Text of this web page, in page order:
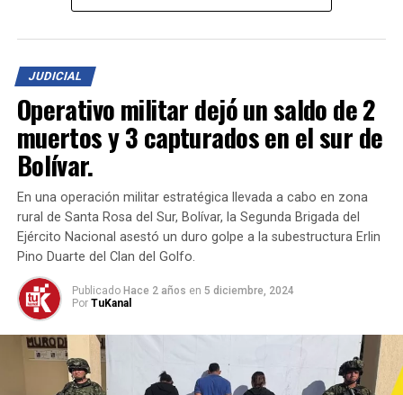
alteraban su calidad, para luego ser distribuidos como
productos de
empaques y sellos diseñados para aparentar
autenticidad.
Los productos falsificados estaban siendo
comercializados en diferentes ciudades del país. Un juez
de control de garantías avaló las diligencias y los
elementos incautados, mientras las investigaciones
avanzan para imputar cargos por los delitos de
usurpación de derechos de propiedad industrial
alteración de calidad, cantidad, peso o medida
Este golpe representa un importante avance en la lucha
contra el comercio ilegal que pone en riesgo la
seguridad de los consumidores y afecta la economía del
JUDICIAL
Operativo militar dejó un saldo de 2
muertos y 3 capturados en el sur de
Bolívar.
En una operación militar estratégica llevada a cabo en zona
rural de Santa Rosa del Sur, Bolívar, la Segunda Brigada del
Ejército Nacional asestó un duro golpe a la subestructura Erlin
Pino Duarte del Clan del Golfo.
Publicado Hace 2 años en 5 diciembre, 2024
Por TuKanal